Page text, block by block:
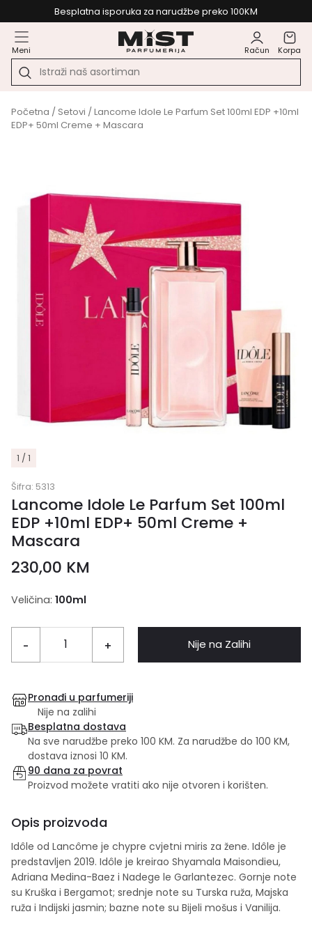
Besplatna isporuka za narudžbe preko 100KM
Meni Račun Korpa
Početna / Setovi / Lancome Idole Le Parfum Set 100ml EDP +10ml
EDP+ 50ml Creme + Mascara
1 / 1
Šifra: 5313
Lancome Idole Le Parfum Set 100ml
EDP +10ml EDP+ 50ml Creme +
Mascara
230,00 KM
Veličina: 100ml
- + Nije na Zalihi
Pronađi u parfumeriji
Nije na zalihi
Besplatna dostava
Na sve narudžbe preko 100 KM. Za narudžbe do 100 KM,
dostava iznosi 10 KM.
90 dana za povrat
Proizvod možete vratiti ako nije otvoren i korišten.
Opis proizvoda
Idôle od Lancôme je chypre cvjetni miris za žene. Idôle je
predstavljen 2019. Idôle je kreirao Shyamala Maisondieu,
Adriana Medina-Baez i Nadege le Garlantezec. Gornje note
su Kruška i Bergamot; srednje note su Turska ruža, Majska
ruža i Indijski jasmin; bazne note su Bijeli mošus i Vanilija.